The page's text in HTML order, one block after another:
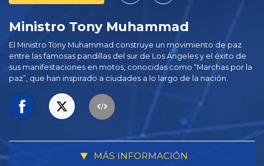
Ministro Tony Muhammad
El Ministro Tony Muhammad construye un movimiento de paz
entre las famosas pandillas del sur de Los Ángeles y el éxito de
sus manifestaciones en motos, conocidas como “Marchas por la
paz”, que han inspirado a ciudades a lo largo de la nación.
MÁS INFORMACIÓN